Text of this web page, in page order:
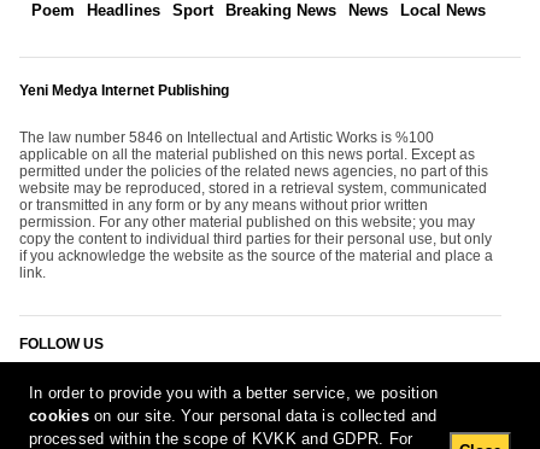
Poem Headlines Sport Breaking News News Local News
Yeni Medya Internet Publishing
The law number 5846 on Intellectual and Artistic Works is %100
applicable on all the material published on this news portal. Except as
permitted under the policies of the related news agencies, no part of this
website may be reproduced, stored in a retrieval system, communicated
or transmitted in any form or by any means without prior written
permission. For any other material published on this website; you may
copy the content to individual third parties for their personal use, but only
if you acknowledge the website as the source of the material and place a
link.
FOLLOW US
In order to provide you with a better service, we position
cookieson our site. Your personal data is collected and
processed within the scope of KVKK and GDPR. For